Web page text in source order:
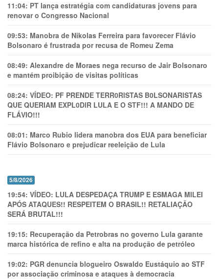
11:04: PT lança estratégia com candidaturas jovens para
renovar o Congresso Nacional
09:53: Manobra de Nikolas Ferreira para favorecer Flávio
Bolsonaro é frustrada por recusa de Romeu Zema
08:49: Alexandre de Moraes nega recurso de Jair Bolsonaro
e mantém proibição de visitas políticas
08:24: VÍDEO: PF PRENDE TERR0RlSTAS B0LSONARlSTAS
QUE QUERIAM EXPL0DlR LULA E O STF!!! A MANDO DE
FLÁVIO!!!
08:01: Marco Rubio lidera manobra dos EUA para beneficiar
Flávio Bolsonaro e prejudicar reeleição de Lula
5/8/2026
19:54: VÍDEO: LULA DESPEDAÇA TRUMP E ESMAGA MILEI
APÓS ATAQUES!! RESPEITEM O BRASIL!! RETALIAÇÃO
SERÁ BRUTAL!!!
19:15: Recuperação da Petrobras no governo Lula garante
marca histórica de refino e alta na produção de petróleo
19:02: PGR denuncia blogueiro Oswaldo Eustáquio ao STF
por associação criminosa e ataques à democracia